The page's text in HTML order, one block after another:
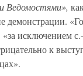
Ведомостями»,
демонстрации.
исключением
к